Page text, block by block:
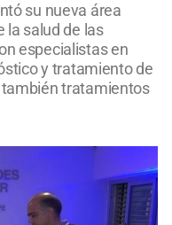
su nueva área
la salud de las
especialistas en
y tratamiento de
tratamientos